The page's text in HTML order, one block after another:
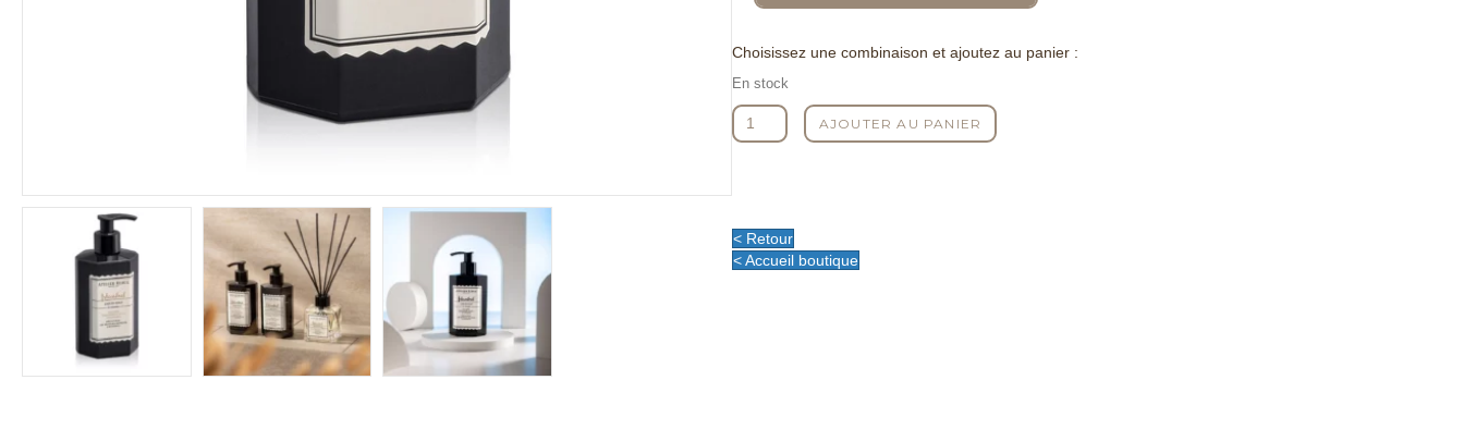
Choisissez une combinaison et ajoutez au panier :
En stock
quantité
de
Istanbul
AJOUTER AU PANIER
< Retour
< Accueil boutique